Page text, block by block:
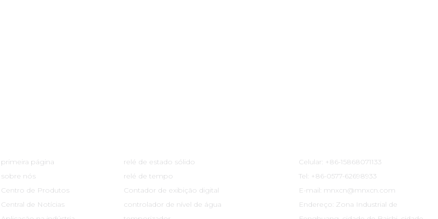
primeira página
sobre nós
Centro de Produtos
Central de Notícias
relé de estado sólido
relé de tempo
Contador de exibição digital
controlador de nível de água
Celular: +86-15868071133
Tel: +86-0577-62698933
E-mail: mnxcn@mnxcn.com
Endereço: Zona Industrial de